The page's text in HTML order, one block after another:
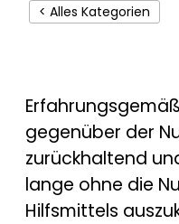
< Alles Kategorien
gegenüber der
zurückhaltend
lange ohne die
Hilfsmittels